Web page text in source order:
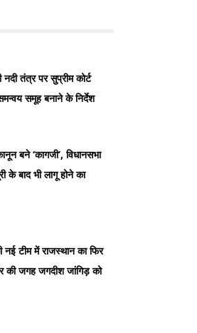
नदी तंत्र पर सुप्रीम कोर्ट
समूह बनाने के निर्देश
बने ‘कागजी’, विधानसभा
के बाद भी लागू होने का
नई टीम में राजस्थान का फिर
की जगह जगदीश जांगिड़ को